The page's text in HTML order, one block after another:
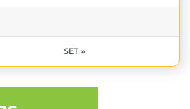
SET »